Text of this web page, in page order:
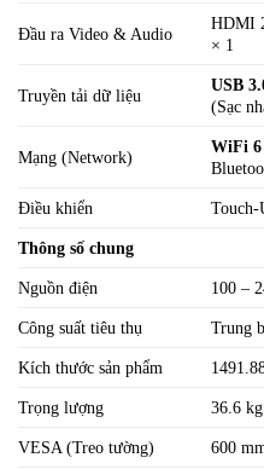
Đầu ra Video & Audio
HDMI
× 1
Truyền tải dữ liệu
USB
(Sạc
Mạng (Network)
WiFi 6
Điều khiển Touch-
Thông số chung
Nguồn điện 100 –
Công suất tiêu thụ Trung
Kích thước sản phẩm
Trọng lượng 36.6
VESA (Treo tường) 600